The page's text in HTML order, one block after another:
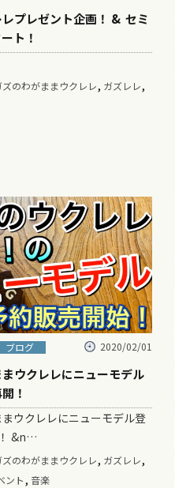
プレゼント企画！ & セミ
ト！
ズのわがままウクレレ, ガズレレ,
ブログ 2020/02/01
ウクレレにニューモデル
！
ウクレレにニューモデル登
&n…
ズのわがままウクレレ, ガズレレ,
ント , 音楽